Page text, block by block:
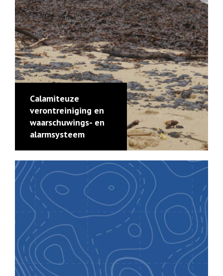
Calamiteuze
verontreiniging en
waarschuwings- en
alarmsysteem